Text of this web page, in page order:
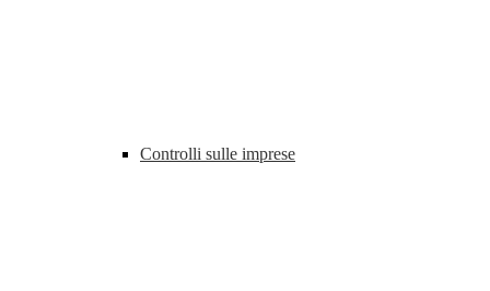
Controlli sulle imprese